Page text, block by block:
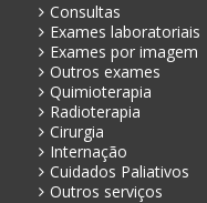
Consultas
Exames laboratoriais
Exames por imagem
Outros exames
Quimioterapia
Radioterapia
Cirurgia
Internação
Cuidados Paliativos
Outros serviços